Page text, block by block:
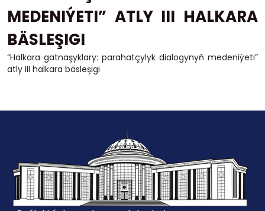
MEDENIÝETI” ATLY III HALKARA
BÄSLEŞIGI
“Halkara gatnaşyklary: parahatçylyk dialogynyň medeniýeti”
atly III halkara bäsleşigi